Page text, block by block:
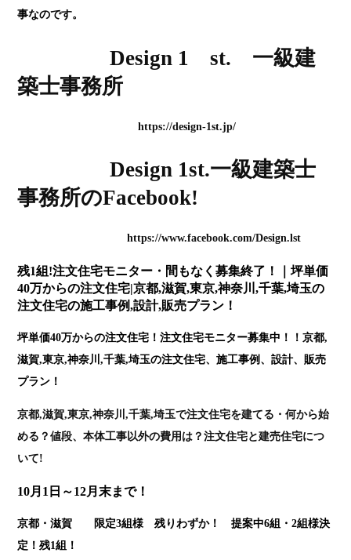
事なのです。
Design 1 st. 一級建
築士事務所
https://design-1st.jp/
Design 1st.一級建築士
事務所のFacebook!
https://www.facebook.com/Design.lst
残1組!注文住宅モニター・間もなく募集終了！｜坪単価
40万からの注文住宅|京都,滋賀,東京,神奈川,千葉,埼玉の
注文住宅の施工事例,設計,販売プラン！
坪単価40万からの注文住宅！注文住宅モニター募集中！！京都,
滋賀,東京,神奈川,千葉,埼玉の注文住宅、施工事例、設計、販売
プラン！
京都,滋賀,東京,神奈川,千葉,埼玉で注文住宅を建てる・何から始
める？値段、本体工事以外の費用は？注文住宅と建売住宅につ
いて!
10月1日～12月末まで！
京都・滋賀 限定3組様 残りわずか！ 提案中6組・2組様決
定！残1組！